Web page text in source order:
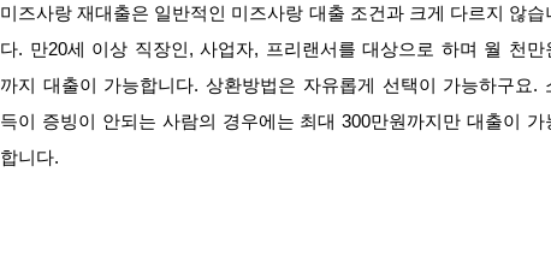
미즈사랑 재대출은 일반적인 미즈사랑 대출 조건과 크게 다르지 않습
다. 만20세 이상 직장인, 사업자, 프리랜서를 대상으로 하며 월 천만
까지 대출이 가능합니다. 상환방법은 자유롭게 선택이 가능하구요.
득이 증빙이 안되는 사람의 경우에는 최대 300만원까지만 대출이 가
합니다.